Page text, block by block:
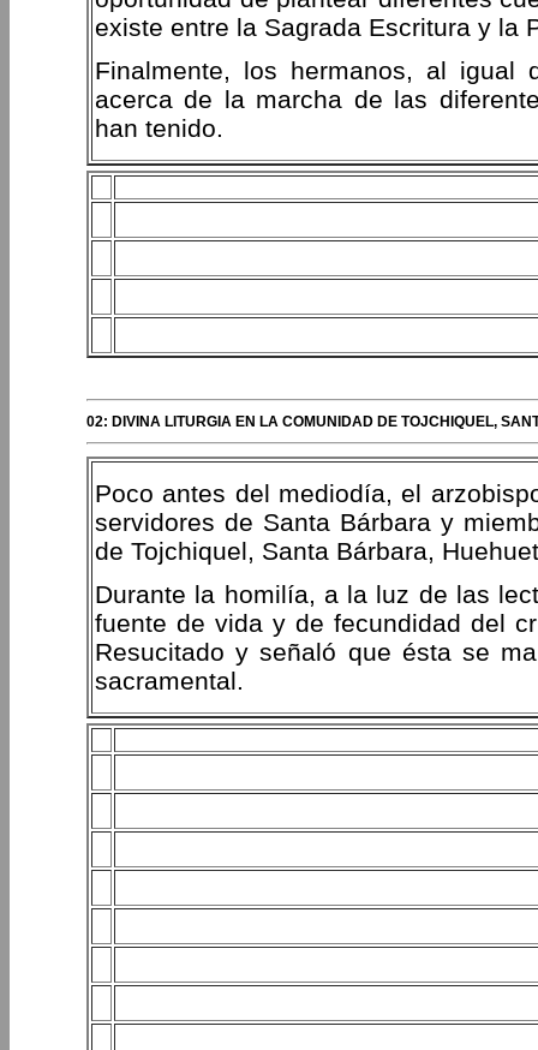
existe entre la Sagrada Escritura y la
Finalmente, los hermanos, al igual
acerca de la marcha de las
han tenido.
02: DIVINA LITURGIA EN LA COMUNIDAD DE TOJCHIQUEL,
Poco antes del mediodía, el
servidores de Santa Bárbara y
de Tojchiquel, Santa Bárbara,
Durante la homilía, a la luz de las
fuente de vida y de fecundidad del
Resucitado y señaló que ésta se
sacramental.